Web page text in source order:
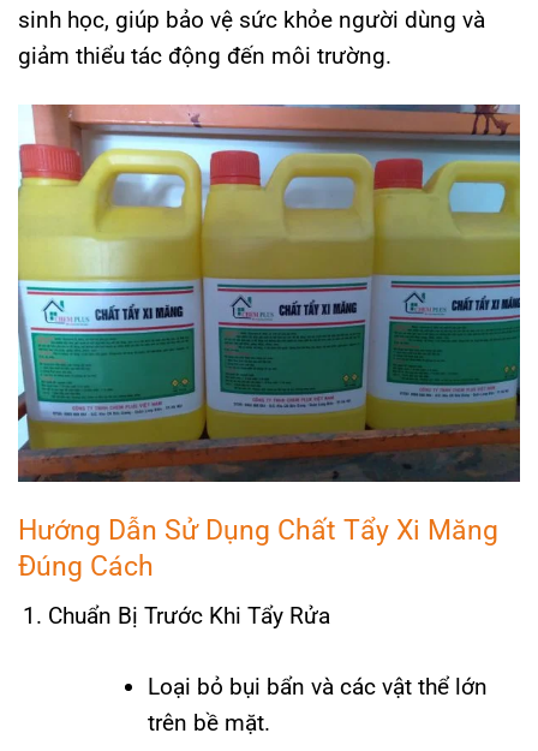
sinh học, giúp bảo vệ sức khỏe người dùng và
giảm thiểu tác động đến môi trường.
Hướng Dẫn Sử Dụng Chất Tẩy Xi Măng
Đúng Cách
Chuẩn Bị Trước Khi Tẩy Rửa
Loại bỏ bụi bẩn và các vật thể lớn
trên bề mặt.